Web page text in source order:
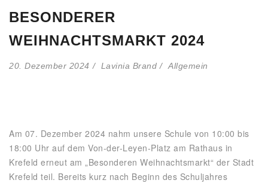
BESONDERER
WEIHNACHTSMARKT 2024
20. Dezember 2024 Lavinia Brand Allgemein
Am 07. Dezember 2024 nahm unsere Schule von 10:00 bis
18:00 Uhr auf dem Von-der-Leyen-Platz am Rathaus in
Krefeld erneut am „Besonderen Weihnachtsmarkt“ der Stadt
Krefeld teil. Bereits kurz nach Beginn des Schuljahres